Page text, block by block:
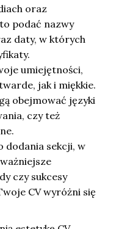
oraz
podać nazwy
daty, w których
umiejętności,
jak i miękkie.
obejmować języki
czy też
dodania sekcji, w
czy sukcesy
CV wyróżni się